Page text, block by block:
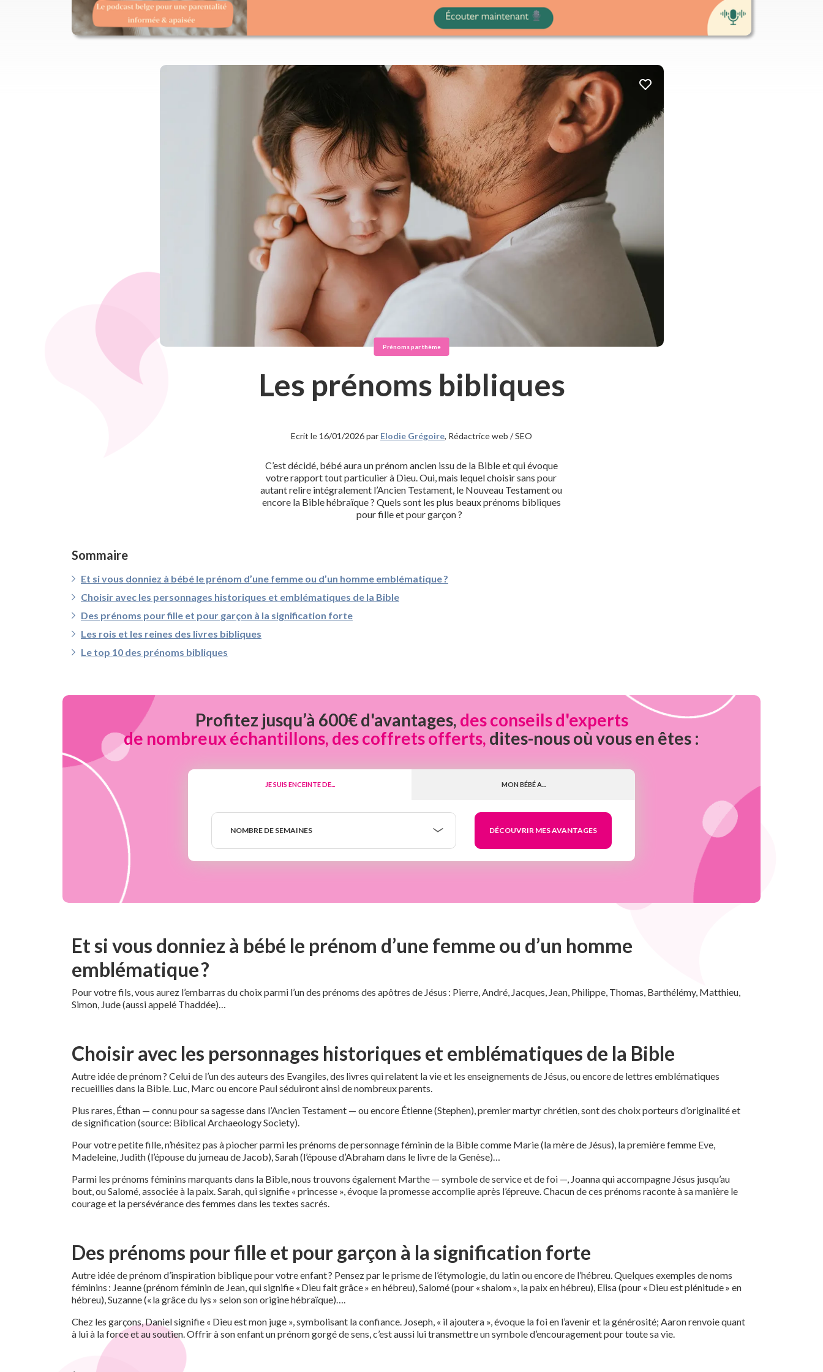
Prénoms par thème
Les prénoms bibliques
Ecrit le 16/01/2026 par Elodie Grégoire, Rédactrice web / SEO
C’est décidé, bébé aura un prénom ancien issu de la Bible et qui évoque
votre rapport tout particulier à Dieu. Oui, mais lequel choisir sans pour
autant relire intégralement l’Ancien Testament, le Nouveau Testament ou
encore la Bible hébraïque ? Quels sont les plus beaux prénoms bibliques
pour fille et pour garçon ?
Sommaire
Et si vous donniez à bébé le prénom d’une femme ou d’un homme emblématique ?
Choisir avec les personnages historiques et emblématiques de la Bible
Des prénoms pour fille et pour garçon à la signification forte
Les rois et les reines des livres bibliques
Le top 10 des prénoms bibliques
Profitez jusqu’à 600€ d'avantages, des conseils d'experts
de nombreux échantillons, des coffrets offerts, dites-nous où vous en êtes :
JE SUIS ENCEINTE DE... MON BÉBÉ A...
Nombre
semaines
NOMBRE DE SEMAINES
Et si vous donniez à bébé le prénom d’une femme ou d’un homme
emblématique ?
Pour votre fils, vous aurez l’embarras du choix parmi l’un des prénoms des apôtres de Jésus : Pierre, André, Jacques, Jean, Philippe, Thomas, Barthélémy, Matthieu,
Simon, Jude (aussi appelé Thaddée)…
Choisir avec les personnages historiques et emblématiques de la Bible
Autre idée de prénom ? Celui de l’un des auteurs des Evangiles, des livres qui relatent la vie et les enseignements de Jésus, ou encore de lettres emblématiques
recueillies dans la Bible. Luc, Marc ou encore Paul séduiront ainsi de nombreux parents.
Plus rares, Éthan — connu pour sa sagesse dans l’Ancien Testament — ou encore Étienne (Stephen), premier martyr chrétien, sont des choix porteurs d’originalité et
de signification (source: Biblical Archaeology Society).
Pour votre petite fille, n’hésitez pas à piocher parmi les prénoms de personnage féminin de la Bible comme Marie (la mère de Jésus), la première femme Eve,
Madeleine, Judith (l’épouse du jumeau de Jacob), Sarah (l’épouse d’Abraham dans le livre de la Genèse)…
Parmi les prénoms féminins marquants dans la Bible, nous trouvons également Marthe — symbole de service et de foi —, Joanna qui accompagne Jésus jusqu’au
bout, ou Salomé, associée à la paix. Sarah, qui signifie « princesse », évoque la promesse accomplie après l’épreuve. Chacun de ces prénoms raconte à sa manière le
courage et la persévérance des femmes dans les textes sacrés.
Des prénoms pour fille et pour garçon à la signification forte
Autre idée de prénom d’inspiration biblique pour votre enfant ? Pensez par le prisme de l’étymologie, du latin ou encore de l’hébreu. Quelques exemples de noms
féminins : Jeanne (prénom féminin de Jean, qui signifie « Dieu fait grâce » en hébreu), Salomé (pour « shalom », la paix en hébreu), Elisa (pour « Dieu est plénitude » en
hébreu), Suzanne (« la grâce du lys » selon son origine hébraïque)….
Chez les garçons, Daniel signifie « Dieu est mon juge », symbolisant la confiance. Joseph, « il ajoutera », évoque la foi en l’avenir et la générosité; Aaron renvoie quant
à lui à la force et au soutien. Offrir à son enfant un prénom gorgé de sens, c’est aussi lui transmettre un symbole d’encouragement pour toute sa vie.